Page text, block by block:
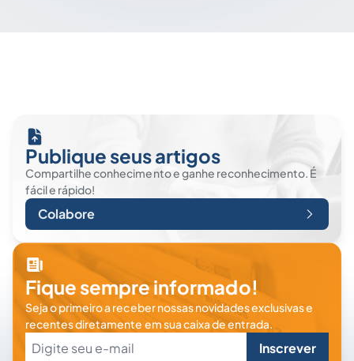
Publique seus artigos
Compartilhe conhecimento e ganhe reconhecimento. É
fácil e rápido!
Colabore
Fique sempre informado!
Seja o primeiro a receber nossas novidades exclusivas e
recentes diretamente em sua caixa de entrada.
Inscrever